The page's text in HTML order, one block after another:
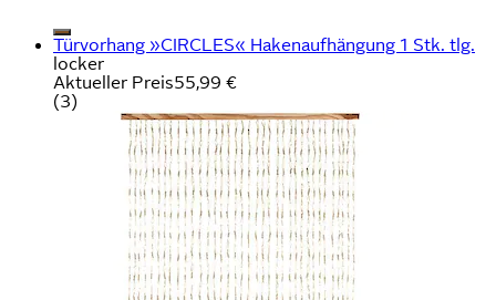
Türvorhang »CIRCLES« Hakenaufhängung 1 Stk. tlg.
locker
Aktueller Preis55,99 €
(3)